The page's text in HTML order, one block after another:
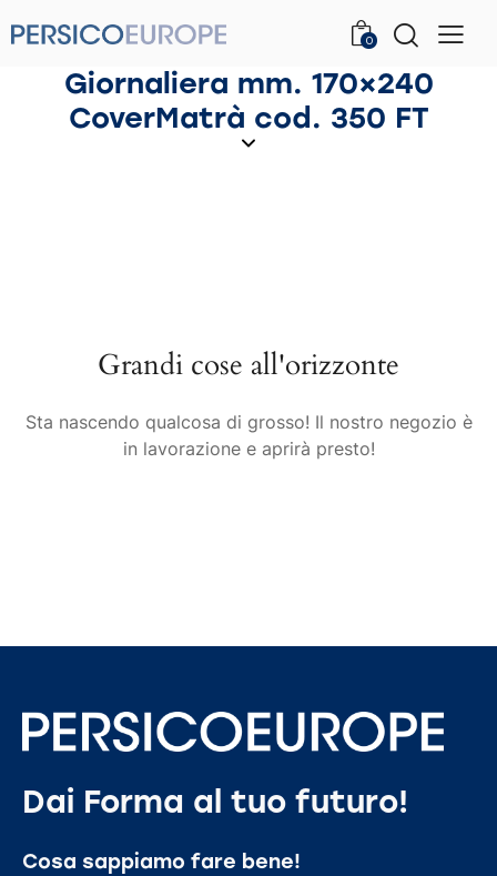
0
Giornaliera mm. 170×240
CoverMatrà cod. 350 FT
Grandi cose all'orizzonte
Sta nascendo qualcosa di grosso! Il nostro negozio è
in lavorazione e aprirà presto!
Dai Forma al tuo futuro!
Cosa sappiamo fare bene!